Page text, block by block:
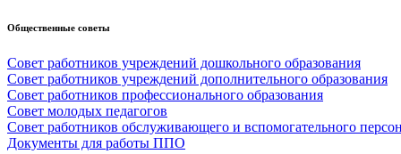
Общественные советы
Совет работников учреждений дошкольного образования
Совет работников учреждений дополнительного образования
Совет работников профессионального образования
Совет молодых педагогов
Совет работников обслуживающего и вспомогательного
Документы для работы ППО